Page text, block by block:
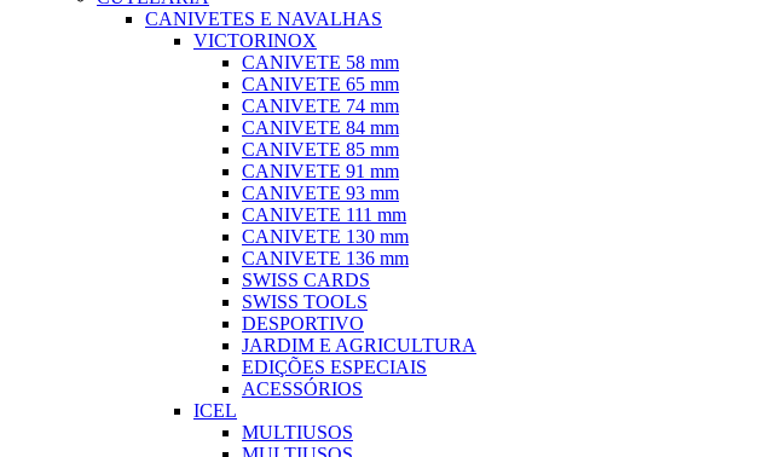
CANIVETES E NAVALHAS
VICTORINOX
CANIVETE 58 mm
CANIVETE 65 mm
CANIVETE 74 mm
CANIVETE 84 mm
CANIVETE 85 mm
CANIVETE 91 mm
CANIVETE 93 mm
CANIVETE 111 mm
CANIVETE 130 mm
CANIVETE 136 mm
SWISS CARDS
SWISS TOOLS
DESPORTIVO
JARDIM E AGRICULTURA
EDIÇÕES ESPECIAIS
ACESSÓRIOS
ICEL
MULTIUSOS